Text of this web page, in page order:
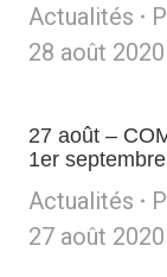
Actualités
28 août 2020
27 août –
1er
Actualités
27 août 2020